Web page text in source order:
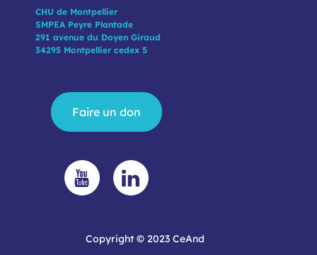
CHU de Montpellier
SMPEA Peyre Plantade
291 avenue du Doyen Giraud
34295 Montpellier cedex 5
Faire un don
Copyright © 2023 CeAnd